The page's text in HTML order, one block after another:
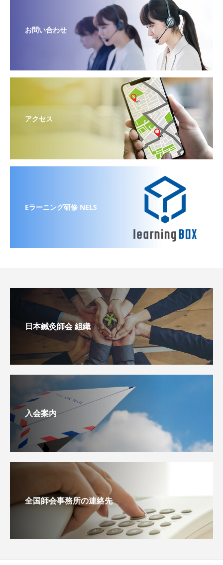
お問い合わせ
アクセス
Eラーニング研修 NELS
日本鍼灸師会 組織
入会案内
全国師会事務所の連絡先